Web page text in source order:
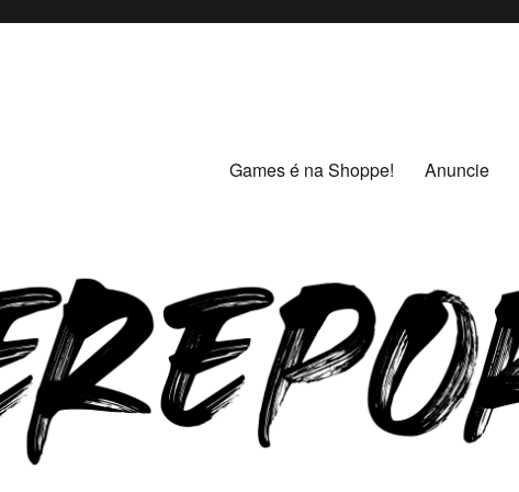
Games é na Shoppe! Anuncie